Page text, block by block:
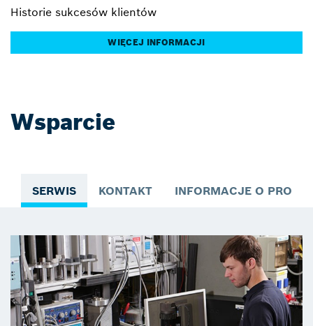
Historie sukcesów klientów
WIĘCEJ INFORMACJI
Wsparcie
SERWIS KONTAKT INFORMACJE O